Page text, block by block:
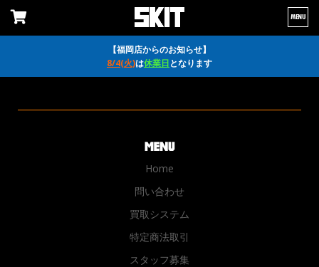
【福岡店からのお知らせ】
8/4(火)は休業日となります
MENU
Home
問い合わせ
買取システム
特定商法取引
スタッフ募集